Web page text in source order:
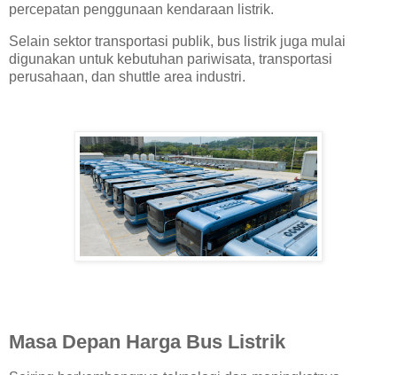
percepatan penggunaan kendaraan listrik.
Selain sektor transportasi publik, bus listrik juga mulai
digunakan untuk kebutuhan pariwisata, transportasi
perusahaan, dan shuttle area industri.
Masa Depan Harga Bus Listrik